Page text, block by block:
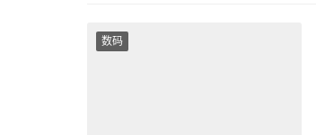
数码